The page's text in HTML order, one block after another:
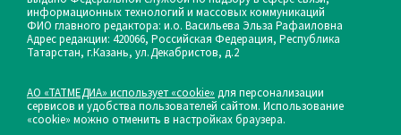
информационных технологий и массовых коммуникаций
ФИО главного редактора: и.о. Васильева Эльза Рафаиловна
Адрес редакции: 420066, Российская Федерация, Республика
Татарстан, г.Казань, ул.Декабристов, д.2
АО «ТАТМЕДИА» использует «cookie» для персонализации
сервисов и удобства пользователей сайтом. Использование
«cookie» можно отменить в настройках браузера.